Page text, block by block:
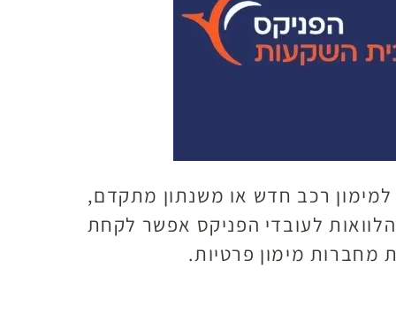
למימון רכב חדש או משנתון מתקדם,
לעובדי הפניקס אפשר לקחת
מחברות מימון פרטיות.